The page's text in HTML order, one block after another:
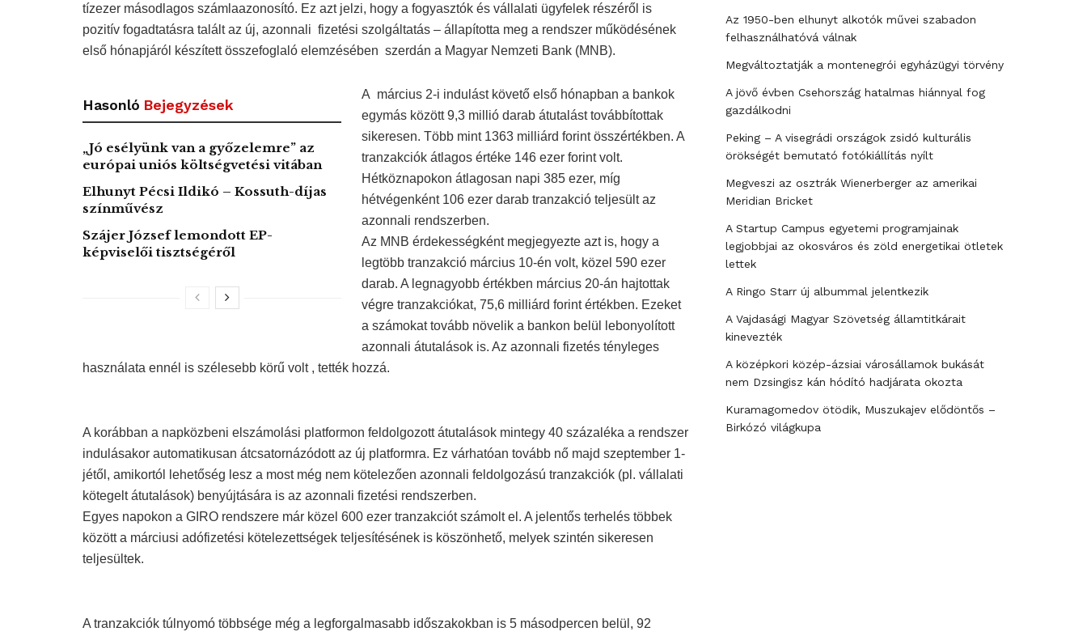
tízezer másodlagos számlaazonosító. Ez azt jelzi, hogy a fogyasztók és vállalati ügyfelek részéről is
pozitív fogadtatásra talált az új, azonnali fizetési szolgáltatás – állapította meg a rendszer működésének
első hónapjáról készített összefoglaló elemzésében szerdán a Magyar Nemzeti Bank (MNB).
Hasonló Bejegyzések
„Jó esélyünk van a győzelemre” az
európai uniós költségvetési vitában
Elhunyt Pécsi Ildikó – Kossuth-díjas
színművész
Szájer József lemondott EP-
képviselői tisztségéről
A március 2-i indulást követő első hónapban a bankok
egymás között 9,3 millió darab átutalást továbbítottak
sikeresen. Több mint 1363 milliárd forint összértékben. A
tranzakciók átlagos értéke 146 ezer forint volt.
Hétköznapokon átlagosan napi 385 ezer, míg
hétvégenként 106 ezer darab tranzakció teljesült az
azonnali rendszerben.
Az MNB érdekességként megjegyezte azt is, hogy a
legtöbb tranzakció március 10-én volt, közel 590 ezer
darab. A legnagyobb értékben március 20-án hajtottak
végre tranzakciókat, 75,6 milliárd forint értékben. Ezeket
a számokat tovább növelik a bankon belül lebonyolított
azonnali átutalások is. Az azonnali fizetés tényleges
használata ennél is szélesebb körű volt , tették hozzá.
A korábban a napközbeni elszámolási platformon feldolgozott átutalások mintegy 40 százaléka a rendszer
indulásakor automatikusan átcsatornázódott az új platformra. Ez várhatóan tovább nő majd szeptember 1-
jétől, amikortól lehetőség lesz a most még nem kötelezően azonnali feldolgozású tranzakciók (pl. vállalati
kötegelt átutalások) benyújtására is az azonnali fizetési rendszerben.
Egyes napokon a GIRO rendszere már közel 600 ezer tranzakciót számolt el. A jelentős terhelés többek
között a márciusi adófizetési kötelezettségek teljesítésének is köszönhető, melyek szintén sikeresen
teljesültek.
A tranzakciók túlnyomó többsége még a legforgalmasabb időszakokban is 5 másodpercen belül, 92
Az 1950-ben elhunyt alkotók művei szabadon
felhasználhatóvá válnak
Megváltoztatják a montenegrói egyházügyi törvény
A jövő évben Csehország hatalmas hiánnyal fog
gazdálkodni
Peking – A visegrádi országok zsidó kulturális
örökségét bemutató fotókiállítás nyílt
Megveszi az osztrák Wienerberger az amerikai
Meridian Bricket
A Startup Campus egyetemi programjainak
legjobbjai az okosváros és zöld energetikai ötletek
lettek
A Ringo Starr új albummal jelentkezik
A Vajdasági Magyar Szövetség államtitkárait
kinevezték
A középkori közép-ázsiai városállamok bukását
nem Dzsingisz kán hódító hadjárata okozta
Kuramagomedov ötödik, Muszukajev elődöntős –
Birkózó világkupa